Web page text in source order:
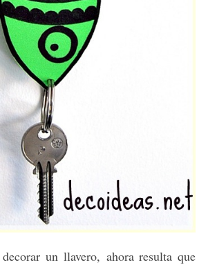
un llavero, ahora resulta que